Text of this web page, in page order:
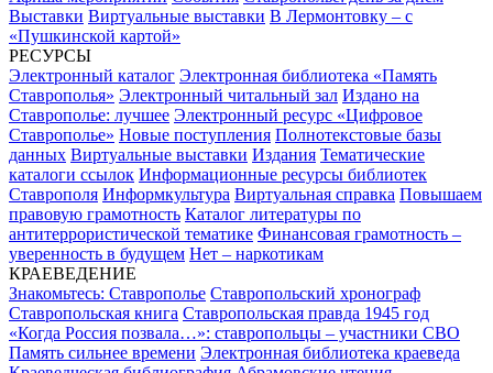
Выставки Виртуальные выставки В Лермонтовку – с
«Пушкинской картой»
РЕСУРСЫ
Электронный каталог Электронная библиотека «Память
Ставрополья» Электронный читальный зал Издано на
Ставрополье: лучшее Электронный ресурс «Цифровое
Ставрополье» Новые поступления Полнотекстовые базы
данных Виртуальные выставки Издания Тематические
каталоги ссылок Информационные ресурсы библиотек
Ставрополя Информкультура Виртуальная справка Повышаем
правовую грамотность Каталог литературы по
антитеррористической тематике Финансовая грамотность –
уверенность в будущем Нет – наркотикам
КРАЕВЕДЕНИЕ
Знакомьтесь: Ставрополье Ставропольский хронограф
Ставропольская книга Ставропольская правда 1945 год
«Когда Россия позвала…»: ставропольцы – участники СВО
Память сильнее времени Электронная библиотека краеведа